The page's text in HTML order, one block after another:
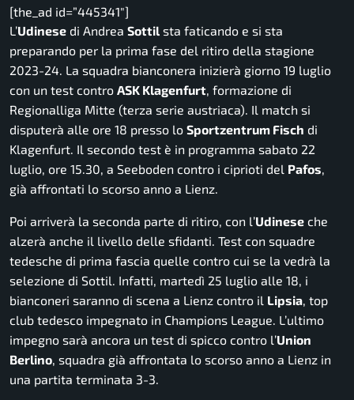
[the_ad id=”445341″]
L’Udinese di Andrea Sottil sta faticando e si sta
preparando per la prima fase del ritiro della stagione
2023-24. La squadra bianconera inizierà giorno 19 luglio
con un test contro ASK Klagenfurt, formazione di
Regionalliga Mitte (terza serie austriaca). Il match si
disputerà alle ore 18 presso lo Sportzentrum Fisch di
Klagenfurt. Il secondo test è in programma sabato 22
luglio, ore 15.30, a Seeboden contro i ciprioti del Pafos,
già affrontati lo scorso anno a Lienz.
Poi arriverà la seconda parte di ritiro, con l’Udinese che
alzerà anche il livello delle sfidanti. Test con squadre
tedesche di prima fascia quelle contro cui se la vedrà la
selezione di Sottil. Infatti, martedì 25 luglio alle 18, i
bianconeri saranno di scena a Lienz contro il Lipsia, top
club tedesco impegnato in Champions League. L’ultimo
impegno sarà ancora un test di spicco contro l’Union
Berlino, squadra già affrontata lo scorso anno a Lienz in
una partita terminata 3-3.